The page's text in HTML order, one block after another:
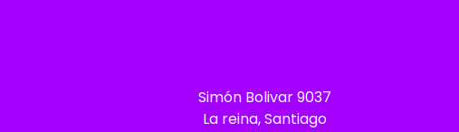
Simón Bolivar 9037
La reina, Santiago